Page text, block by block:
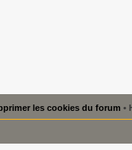
les cookies du forum •